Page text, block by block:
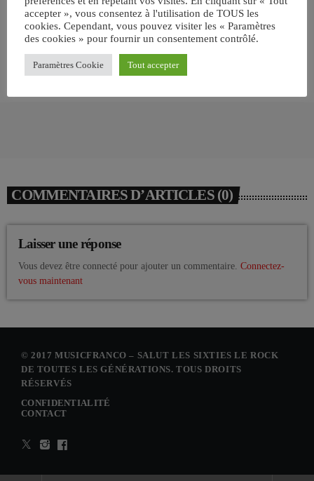
email
RATE IT
COMMENTAIRES D’ARTICLES (0)
Laisser une réponse
Vous devez être connecté pour ajouter un commentaire. Connectez-
vous maintenant
© 2017 MUSICFRANCO – SALUT LES SIXTIES LE ROCK
DE TOUTES LES GÉNÉRATIONS. TOUS DROITS
RÉSERVÉS
CONFIDENTIALITÉ
CONTACT
accepter », vous consentez à l'utilisation de TOUS les
cookies. Cependant, vous pouvez visiter les « Paramètres
des cookies » pour fournir un consentement contrôlé.
Paramètres Cookie Tout accepter